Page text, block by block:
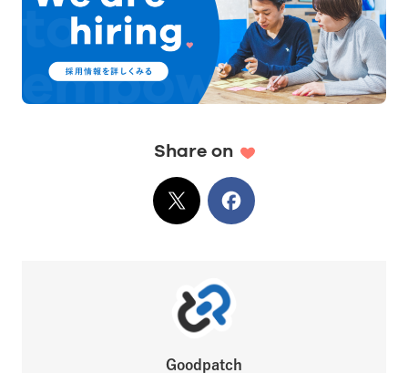
Share on
XでシェアFacebook
Goodpatch